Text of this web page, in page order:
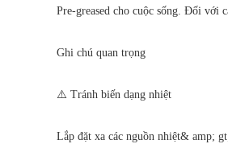
Pre-greased cho cuộc sống. Đối với
Ghi chú quan trọng
⚠️ Tránh biến dạng nhiệt
Lắp đặt xa các nguồn nhiệt& amp; gt;